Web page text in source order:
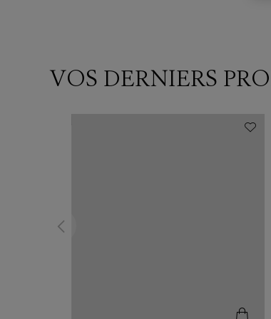
VOS DERNIERS